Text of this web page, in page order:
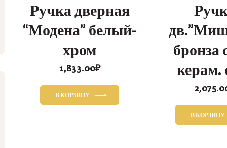
Ручка дверная
“Модена” белый-
хром
1,833.00₽
В КОРЗИНУ
бронза
керам.
В КОРЗИНУ